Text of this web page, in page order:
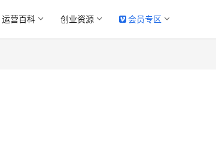
运营百科 创业资源 会员专区